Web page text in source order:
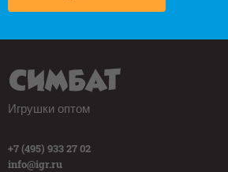
Игрушки оптом
+7 (495) 933 27 02
info@igr.ru